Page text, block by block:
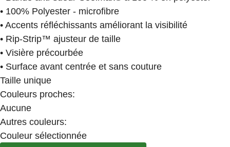
• 100% Polyester - microfibre
• Accents réfléchissants améliorant la visibilité
• Rip-Strip™ ajusteur de taille
• Visière précourbée
• Surface avant centrée et sans couture
Taille unique
Couleurs proches:
Aucune
Autres couleurs:
Couleur sélectionnée